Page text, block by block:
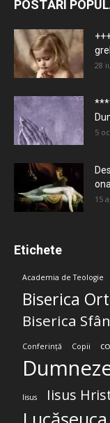
POSTĂRI
28
5
15
Etichete
Academia de Teologie
Biserica
Biserica
Conferință Copii
Iisus Iisus